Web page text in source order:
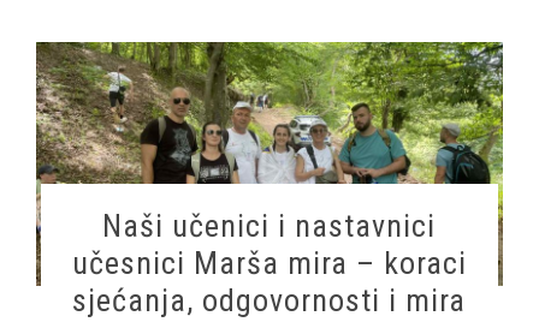
Naši učenici i nastavnici
učesnici Marša mira – koraci
sjećanja, odgovornosti i mira